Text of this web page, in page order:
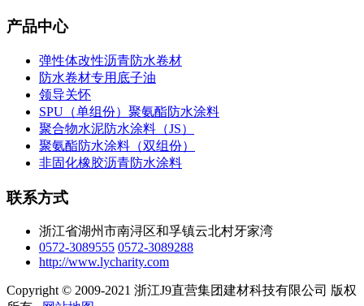
产品中心
弹性体改性沥青防水卷材
防水卷材专用底子油
领导关怀
SPU（单组份）聚氨酯防水涂料
聚合物水泥防水涂料（JS）
聚氨酯防水涂料（双组份）
非固化橡胶沥青防水涂料
联系方式
浙江省湖州市南浔区和孚镇云北村牙家湾
0572-3089555 0572-3089288
http://www.lycharity.com
Copyright © 2009-2021 浙江J9直营集团建材科技有限公司 版权